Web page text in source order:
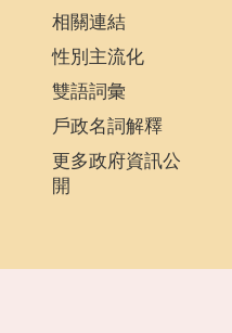
相關連結
性別主流化
雙語詞彙
戶政名詞解釋
更多政府資訊公
開